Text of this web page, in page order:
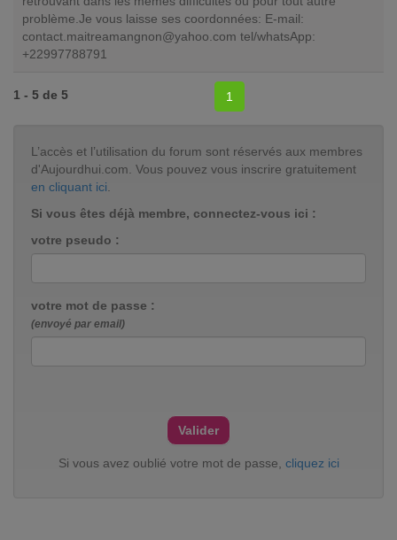
problème.Je vous laisse ses coordonnées: E-mail:
contact.maitreamangnon@yahoo.com tel/whatsApp:
+22997788791
1 - 5 de 5 1
L’accès et l’utilisation du forum sont réservés aux membres
d'Aujourdhui.com. Vous pouvez vous inscrire gratuitement
en cliquant ici
Si vous êtes déjà membre, connectez-vous ici :
votre pseudo :
votre mot de passe :
(envoyé par email)
Si vous avez oublié votre mot de passe, cliquez ici